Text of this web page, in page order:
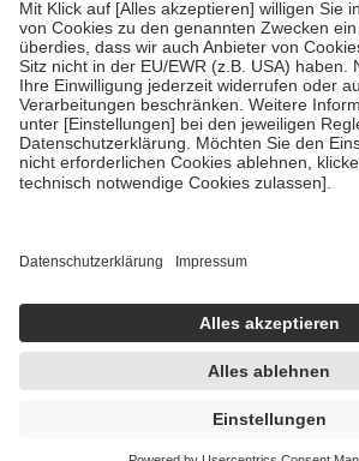
fallenkeine Zuzahlungenan bei:
• Kindern und Jugendlichen bis zum
mit Ausnahme der Fahrkosten
• Untersuchungen zur Vorsorge und
GKV getragen werden
• empfohlenen Schutzimpfungen
• Harn- und Blutteststreifen
getroffen, um sicherzustellen, dass es sich um
https://help.etrusted.com/hc/de/articles/
Einige Bilder und Inhalte wurden unter